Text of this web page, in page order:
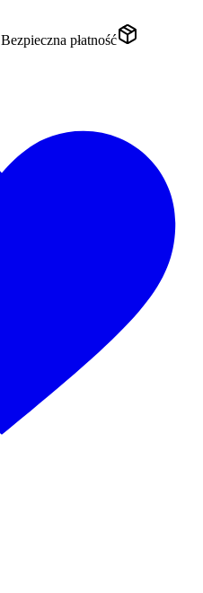
Bezpieczna płatność